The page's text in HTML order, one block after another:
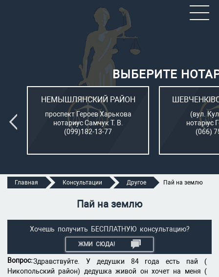
ВЫБЕРИТЕ
НЕМЫШЛЯНСКИЙ РАЙОН
проспект Героев Харькова
нотариус Самчук Т. В.
(099)182-13-77
(вул.
нотаріус
(066)
Главная Консультации Другое Пай на землю
Пай на землю
Хочешь получить БЕСПЛАТНУЮ консультацию?
ЖМИ СЮДА!
Вопрос:Здравствуйте. У дедушки 84 года есть пай (
Никопольский район) дедушка живой он хочет на меня (